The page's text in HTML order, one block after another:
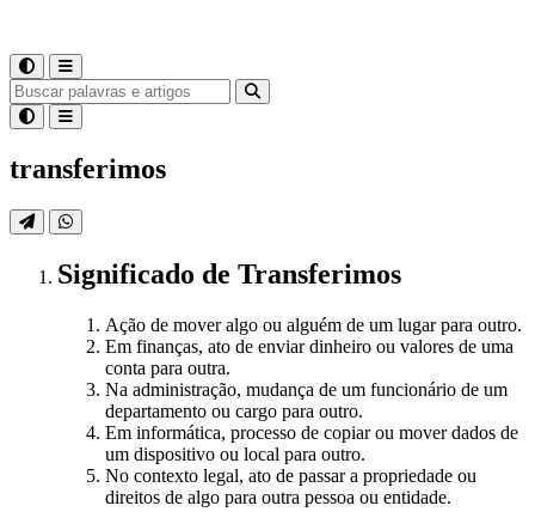
transferimos
Significado de Transferimos
Ação de mover algo ou alguém de um lugar para outro.
Em finanças, ato de enviar dinheiro ou valores de uma
conta para outra.
Na administração, mudança de um funcionário de um
departamento ou cargo para outro.
Em informática, processo de copiar ou mover dados de
um dispositivo ou local para outro.
No contexto legal, ato de passar a propriedade ou
direitos de algo para outra pessoa ou entidade.